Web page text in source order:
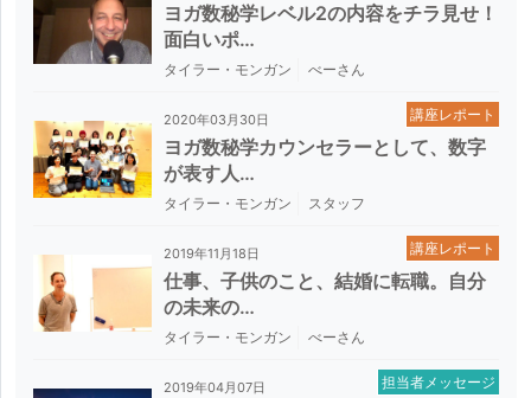
ヨガ数秘学レベル2の内容をチラ見せ！
面白いポ…
タイラー・モンガン べーさん
2020年03月30日
ヨガ数秘学カウンセラーとして、数字
が表す人…
タイラー・モンガン スタッフ
講座レポート
2019年11月18日
仕事、子供のこと、結婚に転職。自分
の未来の…
タイラー・モンガン べーさん
講座レポート
2019年04月07日 担当者メッセージ